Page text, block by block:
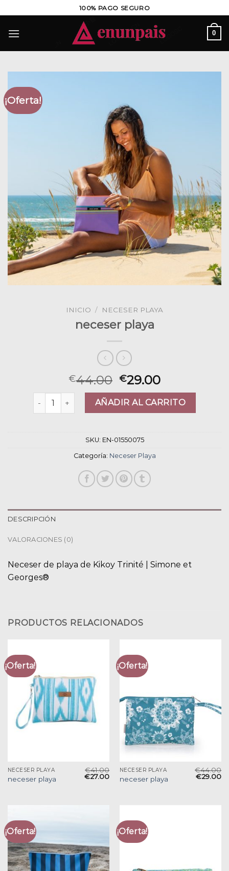
al
contenido
100% PAGO SEGURO
0
¡Oferta!
INICIO / NECESER PLAYA
neceser playa
€44.00 €29.00
neceser playa cantidadAÑADIR AL CARRITO
SKU: EN-01550075
Categoría: Neceser Playa
DESCRIPCIÓN
VALORACIONES (0)
Neceser de playa de Kikoy Trinité | Simone et
Georges®
PRODUCTOS RELACIONADOS
¡Oferta!
NECESER PLAYA
neceser playa
€41.00
€27.00
¡Oferta!
NECESER PLAYA
neceser playa
€44.00
€29.00
¡Oferta! ¡Oferta!